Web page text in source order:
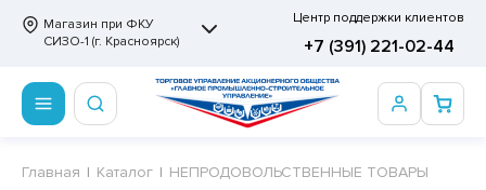
Магазин при ФКУ
СИЗО-1 (г. Красноярск)
Центр поддержки клиентов
+7 (391) 221-02-44
ПРОДОВОЛЬСТВЕННЫЕ ТОВАРЫ
НЕПРОДОВОЛЬСТВЕННЫЕ ТОВАРЫ
Сертификаты
Главная Каталог
НЕПРОДОВОЛЬСТВЕННЫЕ ТОВАРЫ